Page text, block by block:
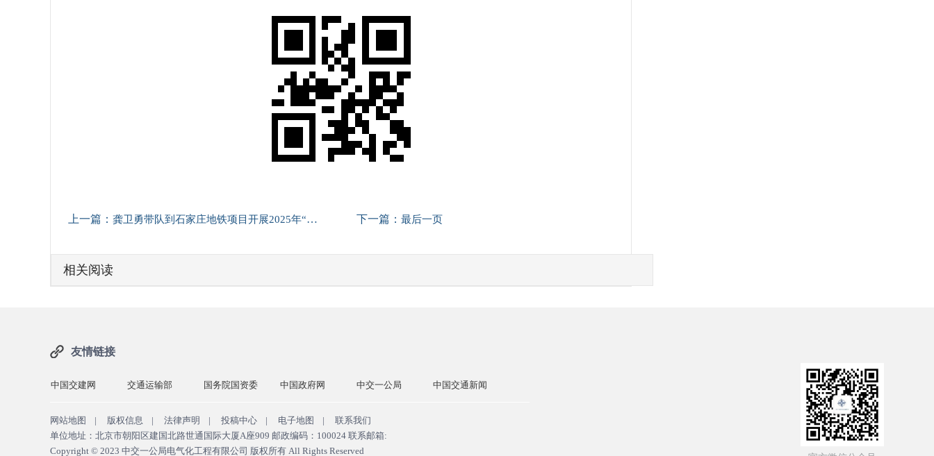
上一篇： 龚卫勇带队到石家庄地铁项目开展2025年“冬三早”督导检查 下一篇： 最后一页
相关阅读
友情链接
交通运输部 国务院国资委 中国政府网 中交一公局 中国交通新闻 中国交建网
网站地图 | 版权信息 | 法律声明 | 投稿中心 | 电子地图 |
联系我们
单位地址：北京市朝阳区建国北路世通国际大厦A座909 邮政编码：100024 联系邮箱:
Copyright © 2023 中交一公局电气化工程有限公司 版权所有 All Rights Reserved